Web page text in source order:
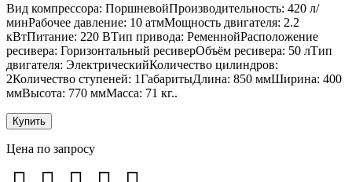
Вид компрессора: ПоршневойПроизводительность: 420 л/
минРабочее давление: 10 атмМощность двигателя: 2.2
кВтПитание: 220 ВТип привода: РеменнойРасположение
ресивера: Горизонтальный ресиверОбъём ресивера: 50 лТип
двигателя: ЭлектрическийКоличество цилиндров:
2Количество ступеней: 1ГабаритыДлина: 850 ммШирина: 400
ммВысота: 770 ммМасса: 71 кг..
Купить
Цена по запросу